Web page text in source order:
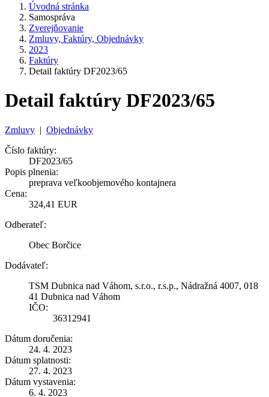
Úvodná stránka
Samospráva
Zverejňovanie
Zmluvy, Faktúry, Objednávky
2023
Faktúry
Detail faktúry DF2023/65
Detail faktúry DF2023/65
Zmluvy | Objednávky
Číslo faktúry:
DF2023/65
Popis plnenia:
preprava veľkoobjemového kontajnera
Cena:
324,41 EUR
Odberateľ:
Obec Borčice
Dodávateľ:
TSM Dubnica nad Váhom, s.r.o., r.s.p., Nádražná 4007, 018
41 Dubnica nad Váhom
IČO:
36312941
Dátum doručenia:
24. 4. 2023
Dátum splatnosti:
27. 4. 2023
Dátum vystavenia:
6. 4. 2023